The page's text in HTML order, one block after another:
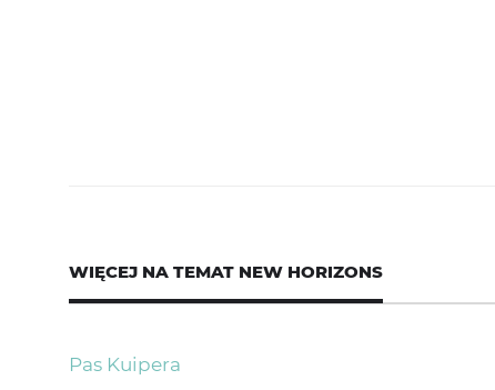
WIĘCEJ NA TEMAT NEW HORIZONS
Pas Kuipera